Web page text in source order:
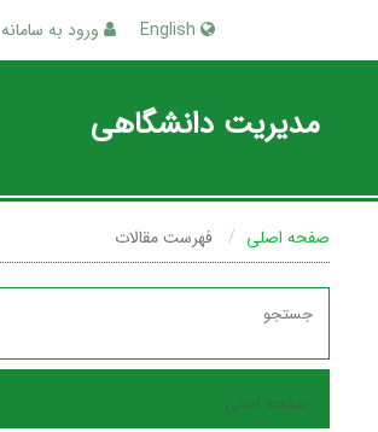
ورود به سامانه
مدیریت دانشگاهی
صفحه اصلی فهرست مقالات
صفحه اصلی